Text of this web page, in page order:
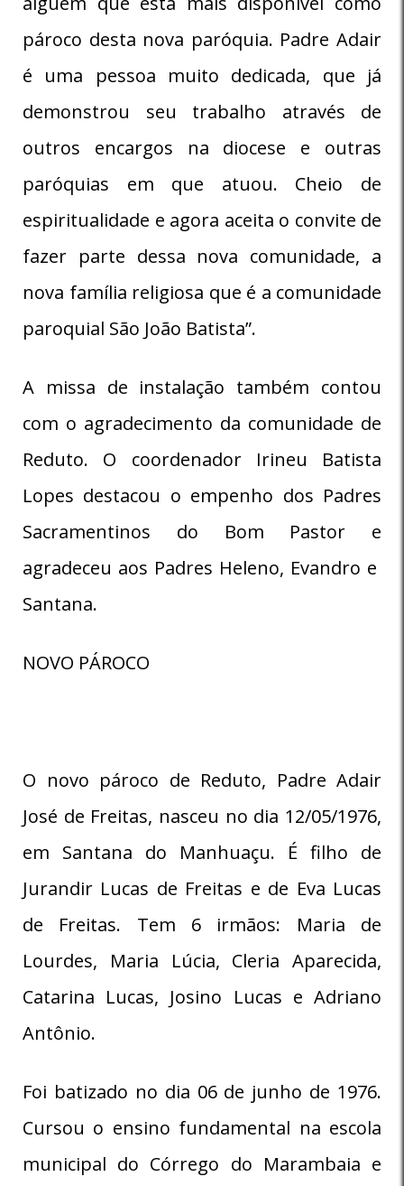
pároco desta nova paróquia. Padre Adair
é uma pessoa muito dedicada, que já
demonstrou seu trabalho através de
outros encargos na diocese e outras
paróquias em que atuou. Cheio de
espiritualidade e agora aceita o convite de
fazer parte dessa nova comunidade, a
nova família religiosa que é a comunidade
paroquial São João Batista”.
A missa de instalação também contou
com o agradecimento da comunidade de
Reduto. O coordenador Irineu Batista
Lopes destacou o empenho dos Padres
Sacramentinos do Bom Pastor e
agradeceu aos Padres Heleno, Evandro e
Santana.
NOVO PÁROCO
O novo pároco de Reduto, Padre Adair
José de Freitas, nasceu no dia 12/05/1976,
em Santana do Manhuaçu. É filho de
Jurandir Lucas de Freitas e de Eva Lucas
de Freitas. Tem 6 irmãos: Maria de
Lourdes, Maria Lúcia, Cleria Aparecida,
Catarina Lucas, Josino Lucas e Adriano
Antônio.
Foi batizado no dia 06 de junho de 1976.
Cursou o ensino fundamental na escola
municipal do Córrego do Marambaia e